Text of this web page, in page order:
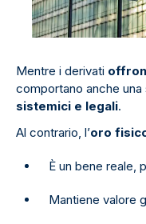
Mentre i derivati
comportano anche una
sistemici e legali.
Al contrario, l’oro
È un bene reale,
Mantiene valore